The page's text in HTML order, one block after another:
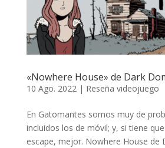
«Nowhere House» de Dark
10 Ago. 2022| Reseña videojuego
En Gatomantes somos muy de
incluidos los de móvil; y, si tiene
escape, mejor. Nowhere House de